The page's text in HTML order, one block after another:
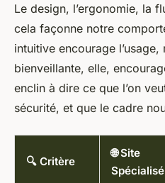
Le design, l’ergonomie, la
cela façonne notre
intuitive encourage
bienveillante, elle,
enclin à dire ce que l’on
sécurité, et que le cadre
🔍 Critère
🌐 Site
Spécialisé